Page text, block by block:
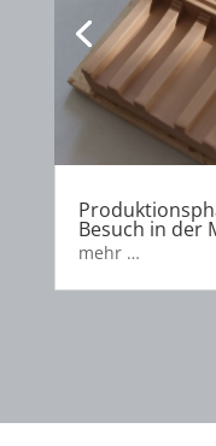
Besuch in der
mehr …